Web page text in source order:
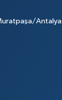
Antalya